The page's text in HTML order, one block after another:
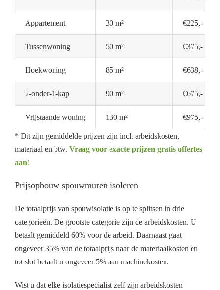
Appartement 30 m² €225,-
Tussenwoning 50 m² €375,-
Hoekwoning 85 m² €638,-
2-onder-1-kap 90 m² €675,-
Vrijstaande woning 130 m² €975,-
* Dit zijn gemiddelde prijzen zijn incl. arbeidskosten,
materiaal en btw. Vraag voor exacte prijzen gratis offertes
aan!
Prijsopbouw spouwmuren isoleren
De totaalprijs van spouwisolatie is op te splitsen in drie
categorieën. De grootste categorie zijn de arbeidskosten. U
betaalt gemiddeld 60% voor de arbeid. Daarnaast gaat
ongeveer 35% van de totaalprijs naar de materiaalkosten en
tot slot betaalt u ongeveer 5% aan machinekosten.
Wist u dat elke isolatiespecialist zelf zijn arbeidskosten